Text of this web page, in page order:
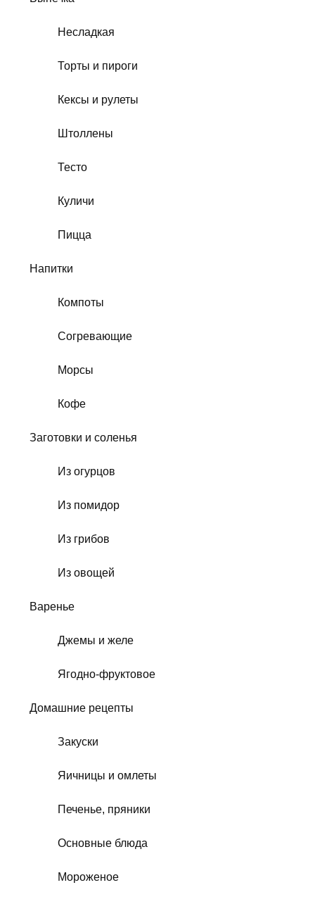
Несладкая
Торты и пироги
Кексы и рулеты
Штоллены
Тесто
Куличи
Пицца
Напитки
Компоты
Согревающие
Морсы
Кофе
Заготовки и соленья
Из огурцов
Из помидор
Из грибов
Из овощей
Варенье
Джемы и желе
Ягодно-фруктовое
Домашние рецепты
Закуски
Яичницы и омлеты
Печенье, пряники
Основные блюда
Мороженое